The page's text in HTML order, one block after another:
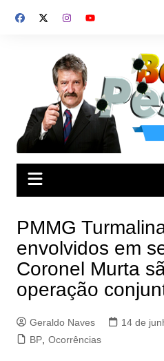
para
PMMG
envolvidos em
Coronel Murta
operação
Geraldo Naves
14 de
BP, Ocorrências